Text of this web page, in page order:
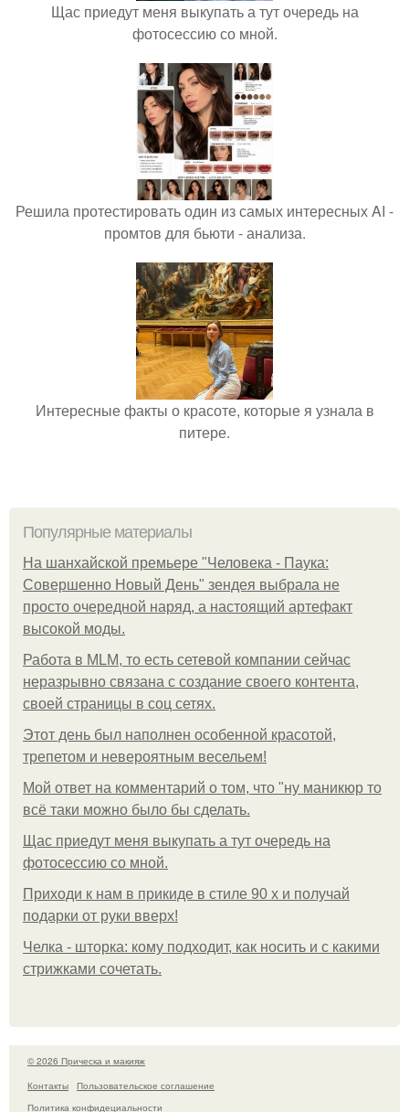
Щас приедут меня выкупать а тут очередь на
фотосессию со мной.
Решила протестировать один из самых интересных AI -
промтов для бьюти - анализа.
Интересные факты о красоте, которые я узнала в
питере.
Популярные материалы
На шанхайской премьере "Человека - Паука:
Совершенно Новый День" зендея выбрала не
просто очередной наряд, а настоящий артефакт
высокой моды.
Работа в MLM, то есть сетевой компании сейчас
неразрывно связана с создание своего контента,
своей страницы в соц сетях.
Этот день был наполнен особенной красотой,
трепетом и невероятным весельем!
Мой ответ на комментарий о том, что "ну маникюр то
всё таки можно было бы сделать.
Щас приедут меня выкупать а тут очередь на
фотосессию со мной.
Приходи к нам в прикиде в стиле 90 х и получай
подарки от руки вверх!
Челка - шторка: кому подходит, как носить и с какими
стрижками сочетать.
© 2026 Прическа и макияж
Контакты
Пользовательское соглашение
Политика конфидециальности